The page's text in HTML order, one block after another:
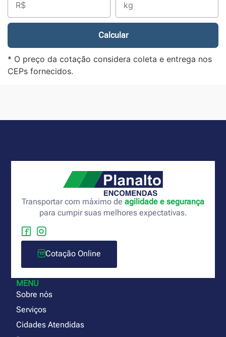
Calcular
* O preço da cotação considera coleta e entrega nos
CEPs fornecidos.
Transportar com máximo de agilidade e segurança
para cumpir suas melhores expectativas.
Cotação Online
MENU
Sobre nós
Serviços
Cidades Atendidas